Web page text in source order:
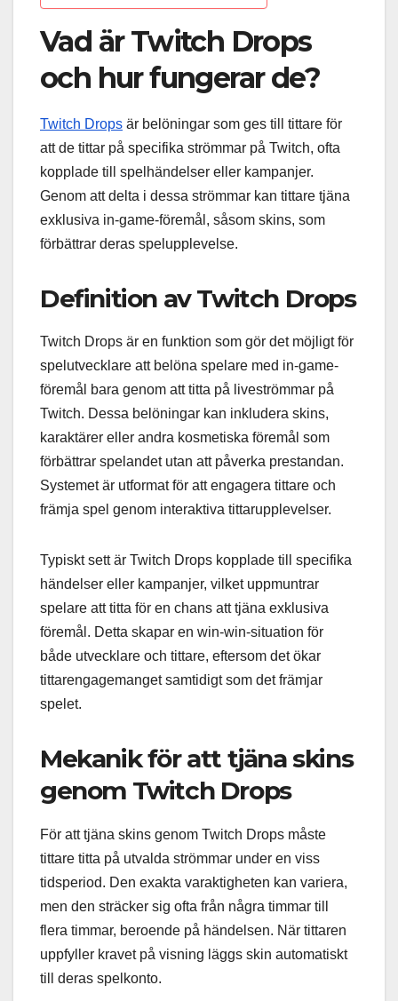
Vad är Twitch Drops
och hur fungerar de?
Twitch Drops är belöningar som ges till tittare för
att de tittar på specifika strömmar på Twitch, ofta
kopplade till spelhändelser eller kampanjer.
Genom att delta i dessa strömmar kan tittare tjäna
exklusiva in-game-föremål, såsom skins, som
förbättrar deras spelupplevelse.
Definition av Twitch Drops
Twitch Drops är en funktion som gör det möjligt för
spelutvecklare att belöna spelare med in-game-
föremål bara genom att titta på liveströmmar på
Twitch. Dessa belöningar kan inkludera skins,
karaktärer eller andra kosmetiska föremål som
förbättrar spelandet utan att påverka prestandan.
Systemet är utformat för att engagera tittare och
främja spel genom interaktiva tittarupplevelser.
Typiskt sett är Twitch Drops kopplade till specifika
händelser eller kampanjer, vilket uppmuntrar
spelare att titta för en chans att tjäna exklusiva
föremål. Detta skapar en win-win-situation för
både utvecklare och tittare, eftersom det ökar
tittarengagemanget samtidigt som det främjar
spelet.
Mekanik för att tjäna skins
genom Twitch Drops
För att tjäna skins genom Twitch Drops måste
tittare titta på utvalda strömmar under en viss
tidsperiod. Den exakta varaktigheten kan variera,
men den sträcker sig ofta från några timmar till
flera timmar, beroende på händelsen. När tittaren
uppfyller kravet på visning läggs skin automatiskt
till deras spelkonto.